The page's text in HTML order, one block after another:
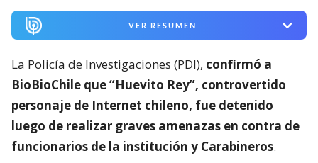
VER RESUMEN
La Policía de Investigaciones (PDI), confirmó a
BioBioChile que “Huevito Rey”, controvertido
personaje de Internet chileno, fue detenido
luego de realizar graves amenazas en contra de
funcionarios de la institución y Carabineros.